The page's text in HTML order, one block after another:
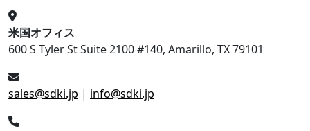
米国オフィス
600 S Tyler St Suite 2100 #140, Amarillo, TX 79101
sales@sdki.jp | info@sdki.jp